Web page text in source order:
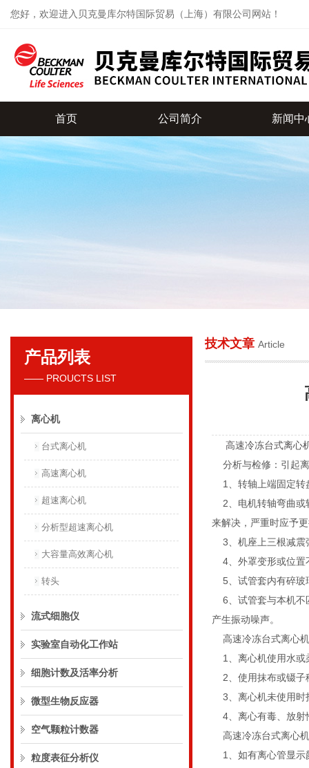
您好，欢迎进入贝克曼库尔特国际贸易（上海）有限公司网站！
贝克曼库尔特国际贸易（上海）有限公司
首页 公司简介 新闻中
产品列表
—— PROUCTS LIST
离心机
台式离心机
高速离心机
超速离心机
分析型超速离心机
大容量高效离心机
转头
流式细胞仪
实验室自动化工作站
细胞计数及活率分析
微型生物反应器
空气颗粒计数器
粒度表征分析仪
技术文章 Article
高速冷冻台式离心
分析与检修：引起
1、转轴上端固定转
2、电机转轴弯曲或
来解决，严重时应予
3、机座上三根减震
4、外罩变形或位置
5、试管套内有碎玻
6、试管套与本机不
产生振动噪声。
高速冷冻台式离心
1、离心机使用水或
2、使用抹布或镊子
3、离心机未使用时
4、离心有毒、放射
高速冷冻台式离心
1、如有离心管显示